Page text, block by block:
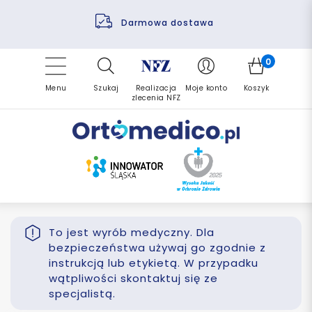
Darmowa dostawa
Pomoc fizjoterapeuty
Finansowanie PFRON
Refundacja NFZ
Zrealizuj zlecenie ponownie
Menu Szukaj
Realizacja
zlecenia NFZ
Moje konto
0
Koszyk
To jest wyrób medyczny. Dla
bezpieczeństwa używaj go zgodnie z
instrukcją lub etykietą. W przypadku
wątpliwości skontaktuj się ze
specjalistą.